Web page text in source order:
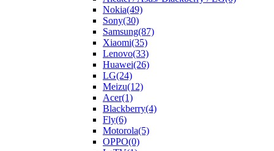
Nokia(49)
Sony(30)
Samsung(87)
Xiaomi(35)
Lenovo(33)
Huawei(26)
LG(24)
Meizu(12)
Acer(1)
Blackberry(4)
Fly(6)
Motorola(5)
OPPO(0)